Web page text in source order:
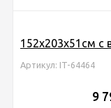
152х203х51см с
Артикул: IT-64464
9